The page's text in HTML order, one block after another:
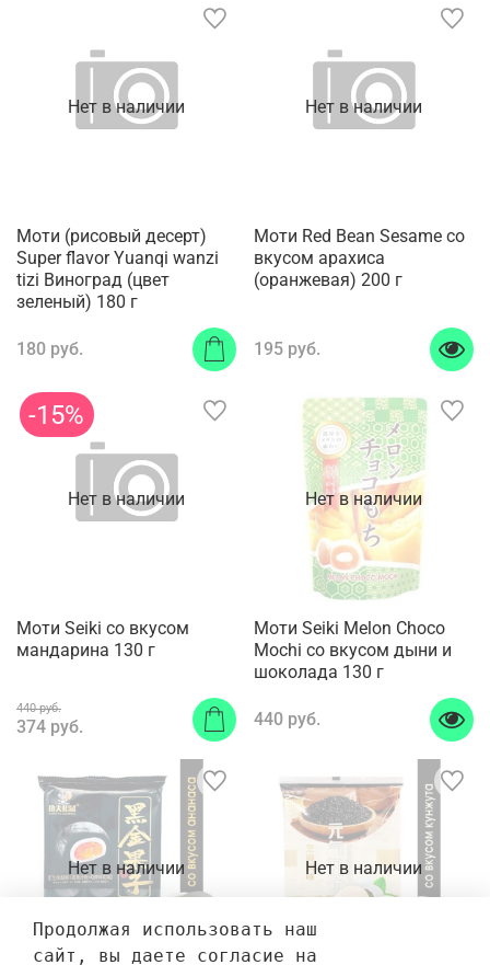
Нет в наличии
Моти (рисовый десерт)
Super flavor Yuanqi wanzi
tizi Виноград (цвет
зеленый) 180 г
180 руб.
Нет в наличии
Моти Red Bean Sesame со
вкусом арахиса
(оранжевая) 200 г
195 руб.
Нет в наличии
-15%
Моти Seiki со вкусом
мандарина 130 г
440 руб.
374 руб.
Нет в наличии
Моти Seiki Melon Choco
Mochi со вкусом дыни и
шоколада 130 г
440 руб.
Нет в наличии Нет в наличии
Продолжая использовать наш
сайт, вы даете согласие на